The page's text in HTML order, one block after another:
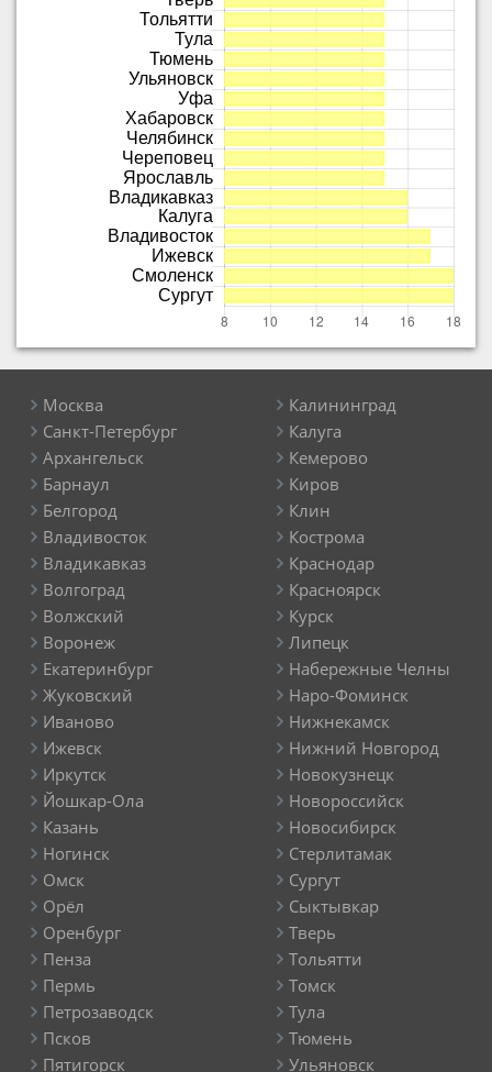
Москва
Санкт-Петербург
Архангельск
Барнаул
Белгород
Владивосток
Владикавказ
Волгоград
Волжский
Воронеж
Екатеринбург
Жуковский
Иваново
Ижевск
Иркутск
Йошкар-Ола
Казань
Калининград
Калуга
Кемерово
Киров
Клин
Кострома
Краснодар
Красноярск
Курск
Липецк
Набережные Челны
Наро-Фоминск
Нижнекамск
Нижний Новгород
Новокузнецк
Новороссийск
Новосибирск
Ногинск
Омск
Орёл
Оренбург
Пенза
Пермь
Петрозаводск
Псков
Пятигорск
Стерлитамак
Сургут
Сыктывкар
Тверь
Тольятти
Томск
Тула
Тюмень
Ульяновск